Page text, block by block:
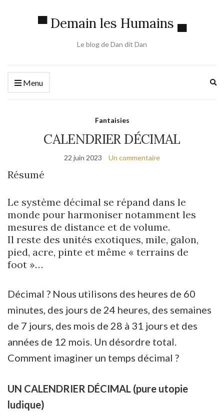
▀ Demain les Humains ▄
Le blog de Dan dit Dan
Menu
Fantaisies
CALENDRIER DÉCIMAL
22 juin 2023 Un commentaire
Résumé
Le système décimal se répand dans le
monde pour harmoniser notamment les
mesures de distance et de volume.
Il reste des unités exotiques, mile, galon,
pied, acre, pinte et même « terrains de
foot »…
Décimal ? Nous utilisons des heures de 60
minutes, des jours de 24 heures, des semaines
de 7 jours, des mois de 28 à 31 jours et des
années de 12 mois. Un désordre total.
Comment imaginer un temps décimal ?
UN CALENDRIER DÉCIMAL (pure utopie
ludique)